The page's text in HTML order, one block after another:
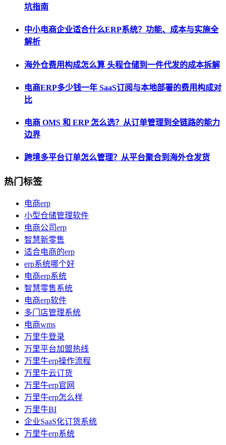
坑指南
中小电商企业适合什么ERP系统？功能、成本与实施全
解析
海外仓费用构成怎么算 头程仓储到一件代发的成本拆解
电商ERP多少钱一年 SaaS订阅与本地部署的费用构成对
比
电商 OMS 和 ERP 怎么选？从订单管理到全链路的能力
边界
跨境多平台订单怎么管理？从平台聚合到海外仓发货
热门标签
电商erp
小型仓储管理软件
电商公司erp
智慧新零售
适合电商的erp
erp系统哪个好
电商erp系统
智慧零售系统
电商erp软件
多门店管理系统
电商wms
万里牛登录
万里平台加盟热线
万里牛erp操作流程
万里牛云订货
万里牛erp官网
万里牛erp怎么样
万里牛BI
企业SaaS化订货系统
万里牛erp系统